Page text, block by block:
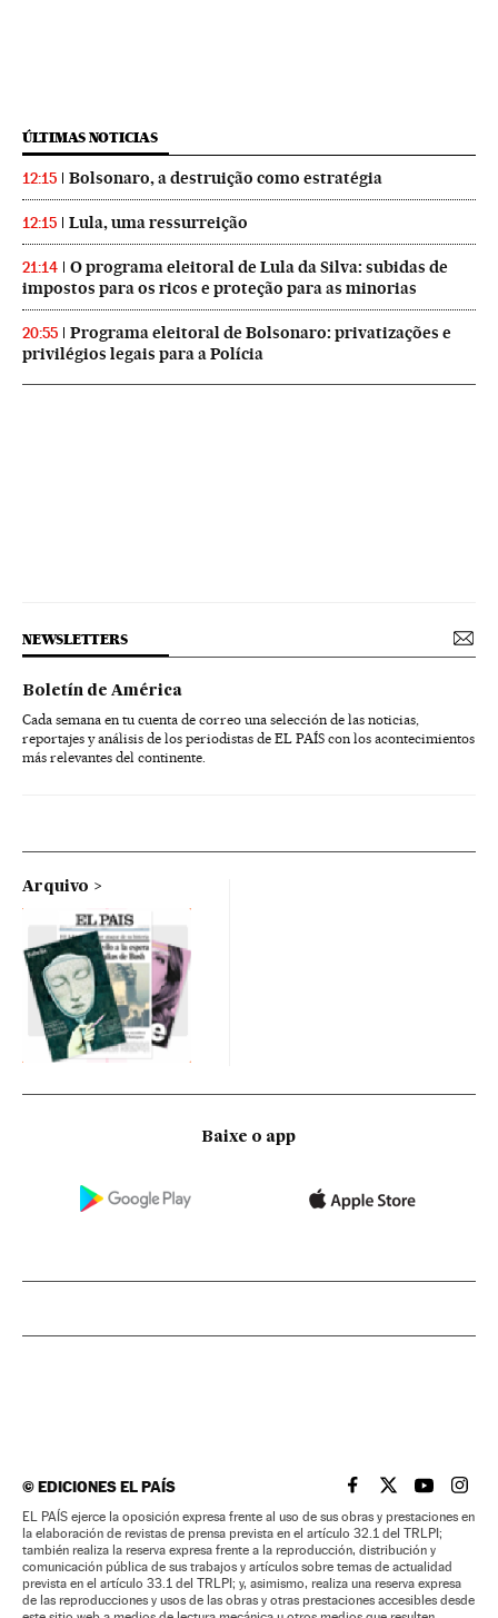
ÚLTIMAS NOTICIAS
12:15 Bolsonaro, a destruição como estratégia
12:15 Lula, uma ressurreição
21:14
O programa eleitoral de Lula da Silva: subidas de
impostos para os ricos e proteção para as minorias
20:55
Programa eleitoral de Bolsonaro: privatizações e
privilégios legais para a Polícia
NEWSLETTERS
Boletín de América
Cada semana en tu cuenta de correo una selección de las noticias,
reportajes y análisis de los periodistas de EL PAÍS con los acontecimientos
más relevantes del continente.
Arquivo
Baixe o app
©EDICIONES EL PAÍS EL PAÍS BRASIL EN
EL PAÍSEL PAÍS
EL
EL PAÍS ejerce la oposición expresa frente al uso de sus obras y prestaciones en
la elaboración de revistas de prensa prevista en el artículo 32.1 del TRLPI;
también realiza la reserva expresa frente a la reproducción, distribución y
comunicación pública de sus trabajos y artículos sobre temas de actualidad
prevista en el artículo 33.1 del TRLPI; y, asimismo, realiza una reserva expresa
de las reproducciones y usos de las obras y otras prestaciones accesibles desde